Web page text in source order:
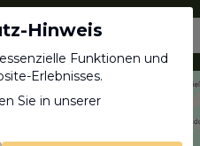
Hinweis
Funktionen und
Erlebnisses.
Sie in unserer